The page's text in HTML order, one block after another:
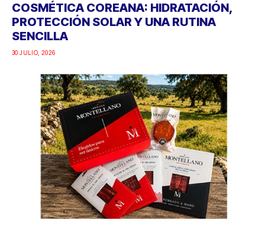
COSMÉTICA COREANA: HIDRATACIÓN,
PROTECCIÓN SOLAR Y UNA RUTINA
SENCILLA
30 JULIO, 2026